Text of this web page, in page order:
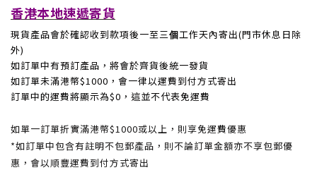
香港本地速遞寄貨
現貨產品會於確認收到款項後一至三個 工作天內寄出(門市休息日除
外)
如訂單中有預訂產品，將會於齊貨後統一發貨
如訂單未滿港幣$1000 ，會一律以運費到付方式寄出
訂單中的運費將顯示為$0 ，這並不代表免運費
如單一訂單折實滿港幣$1000或以上，則享免運費優惠
*如訂單中包含有註明不包郵產品，則不論訂單金額亦不享包郵優
惠，會以順豐運費到付方式寄出